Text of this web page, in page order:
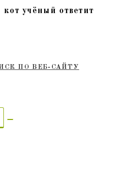
ПО ВЕБ-САЙТУ
учёный ответит